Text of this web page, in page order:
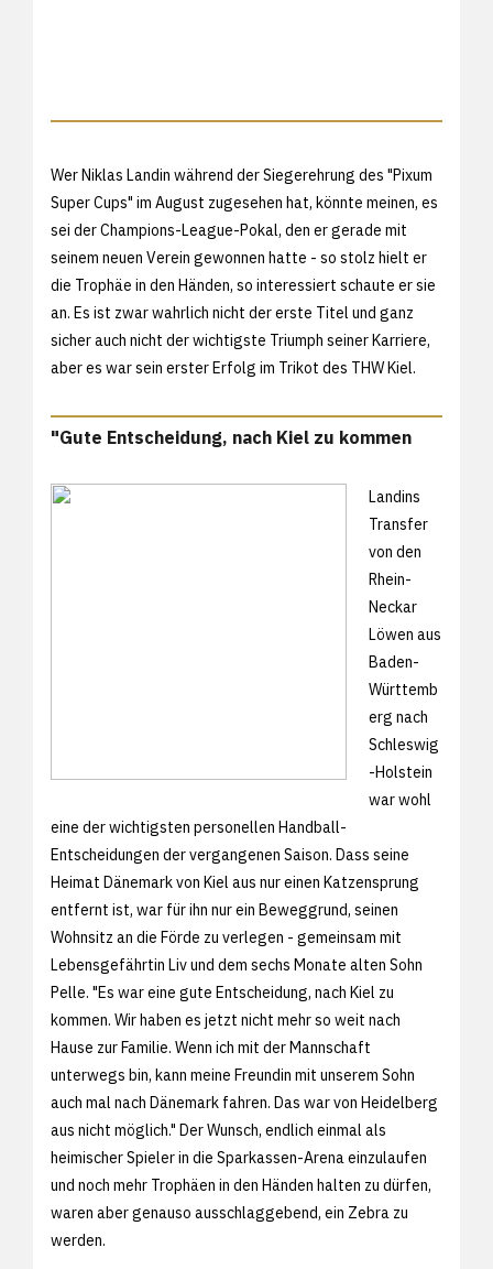
Wer Niklas Landin während der Siegerehrung des "Pixum
Super Cups" im August zugesehen hat, könnte meinen, es
sei der Champions-League-Pokal, den er gerade mit
seinem neuen Verein gewonnen hatte - so stolz hielt er
die Trophäe in den Händen, so interessiert schaute er sie
an. Es ist zwar wahrlich nicht der erste Titel und ganz
sicher auch nicht der wichtigste Triumph seiner Karriere,
aber es war sein erster Erfolg im Trikot des THW Kiel.
"Gute Entscheidung, nach Kiel zu kommen
Landins
Transfer
von den
Rhein-
Neckar
Löwen aus
Baden-
Württemb
erg nach
Schleswig
-Holstein
war wohl
eine der wichtigsten personellen Handball-
Entscheidungen der vergangenen Saison. Dass seine
Heimat Dänemark von Kiel aus nur einen Katzensprung
entfernt ist, war für ihn nur ein Beweggrund, seinen
Wohnsitz an die Förde zu verlegen - gemeinsam mit
Lebensgefährtin Liv und dem sechs Monate alten Sohn
Pelle. "Es war eine gute Entscheidung, nach Kiel zu
kommen. Wir haben es jetzt nicht mehr so weit nach
Hause zur Familie. Wenn ich mit der Mannschaft
unterwegs bin, kann meine Freundin mit unserem Sohn
auch mal nach Dänemark fahren. Das war von Heidelberg
aus nicht möglich." Der Wunsch, endlich einmal als
heimischer Spieler in die Sparkassen-Arena einzulaufen
und noch mehr Trophäen in den Händen halten zu dürfen,
waren aber genauso ausschlaggebend, ein Zebra zu
werden.